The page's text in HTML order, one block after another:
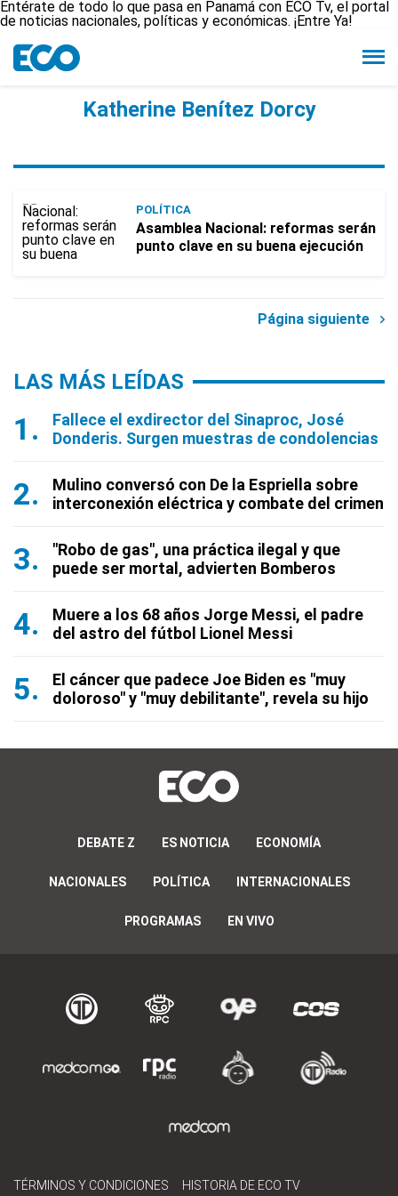
Entérate de todo lo que pasa en Panamá con ECO Tv, el portal
de noticias nacionales, políticas y económicas. ¡Entre Ya!
Katherine Benítez Dorcy
POLÍTICA
Asamblea Nacional: reformas serán
punto clave en su buena ejecución
Página siguiente
LAS MÁS LEÍDAS
Fallece el exdirector del Sinaproc, José
Donderis. Surgen muestras de condolencias
Mulino conversó con De la Espriella sobre
interconexión eléctrica y combate del crimen
"Robo de gas", una práctica ilegal y que
puede ser mortal, advierten Bomberos
Muere a los 68 años Jorge Messi, el padre
del astro del fútbol Lionel Messi
El cáncer que padece Joe Biden es "muy
doloroso" y "muy debilitante", revela su hijo
DEBATE Z ES NOTICIA ECONOMÍA
NACIONALES POLÍTICA INTERNACIONALES
PROGRAMAS EN VIVO
TÉRMINOS Y CONDICIONES HISTORIA DE ECO TV